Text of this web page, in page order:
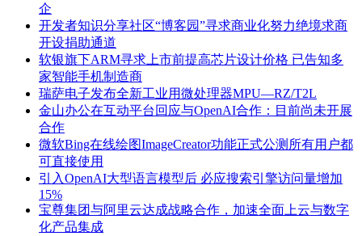
企
开发者知识分享社区“博客园”寻求商业化努力绝境求商
开设捐助通道
软银旗下ARM寻求上市前提高芯片设计价格 已告知多
家智能手机制造商
瑞萨电子发布全新工业用微处理器MPU—RZ/T2L
金山办公在互动平台回应与OpenAI合作：目前尚未开展
合作
微软Bing在线绘图ImageCreator功能正式公测所有用户都
可直接使用
引入OpenAI大型语言模型后 必应搜索引擎访问量增加
15%
宝尊集团与阿里云达成战略合作，加速全面上云与数字
化产品集成